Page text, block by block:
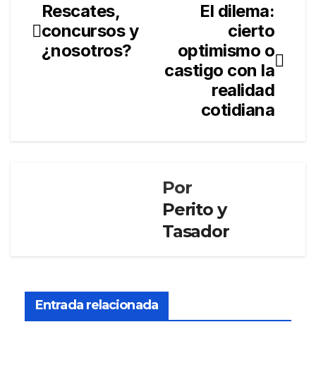
Navegación
de
El dilema:
cierto
optimismo o
castigo con la
realidad
cotidiana
Rescates,
concursos y
¿nosotros?
Por
Perito y
Tasador
Entrada relacionada
Cons
ejo
DIC 12,